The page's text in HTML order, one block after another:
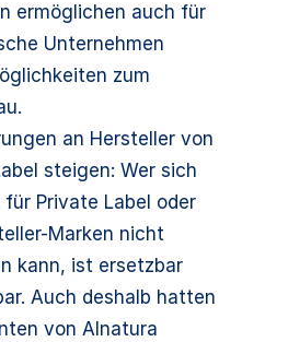
ermöglichen auch für
Unternehmen
zum
an Hersteller von
steigen: Wer sich
Private Label oder
Marken nicht
kann, ist ersetzbar
Auch deshalb hatten
von Alnatura